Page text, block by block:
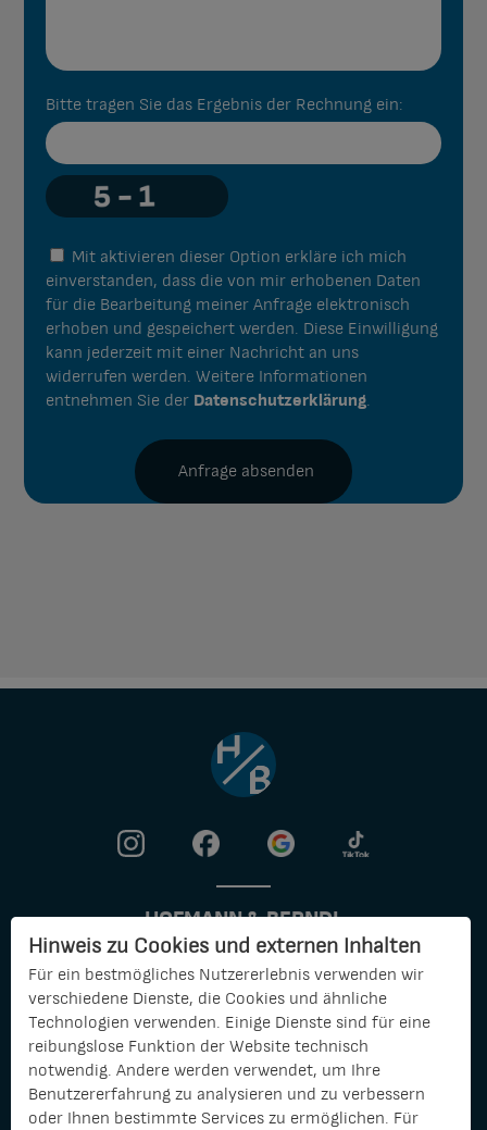
Bitte tragen Sie das Ergebnis der Rechnung ein:
einverstanden, dass die von mir erhobenen Daten
für die Bearbeitung meiner Anfrage elektronisch
erhoben und gespeichert werden. Diese Einwilligung
kann jederzeit mit einer Nachricht an uns
widerrufen werden. Weitere Informationen
entnehmen Sie der Datenschutzerklärung.
HOFMANN & BERNDL
HAUS- UND IMMOBILIENVERWALTUNGS GMBH
& CO. KG
info@hofmann-berndl.de
BÜRO DEGGENDORF
Güterstraße 2
BÜRO LANDSHUT
Ritter-von-Schoch-Str. 7
Hinweis zu Cookies und externen Inhalten
Für ein bestmögliches Nutzererlebnis verwenden wir
verschiedene Dienste, die Cookies und ähnliche
Technologien verwenden. Einige Dienste sind für eine
reibungslose Funktion der Website technisch
notwendig. Andere werden verwendet, um Ihre
Benutzererfahrung zu analysieren und zu verbessern
oder Ihnen bestimmte Services zu ermöglichen. Für